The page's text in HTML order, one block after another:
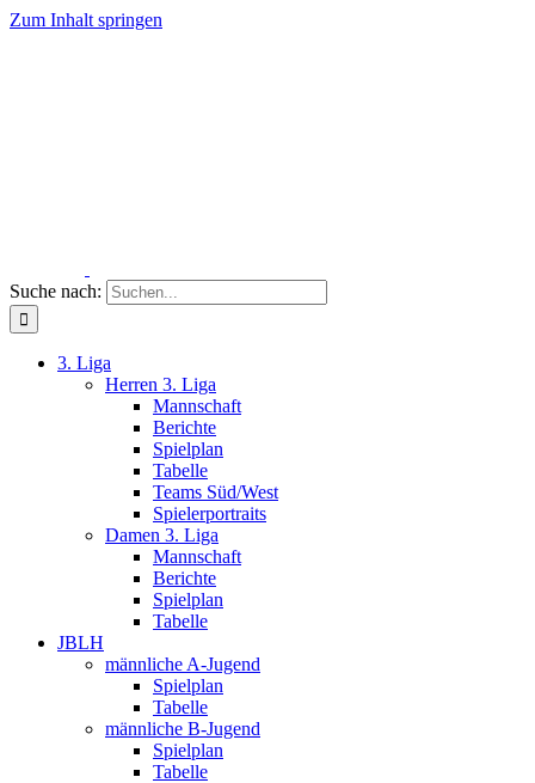
Zum Inhalt springen
Suche nach:
3. Liga
Herren 3. Liga
Mannschaft
Berichte
Spielplan
Tabelle
Teams Süd/West
Spielerportraits
Damen 3. Liga
Mannschaft
Berichte
Spielplan
Tabelle
JBLH
männliche A-Jugend
Spielplan
Tabelle
männliche B-Jugend
Spielplan
Tabelle